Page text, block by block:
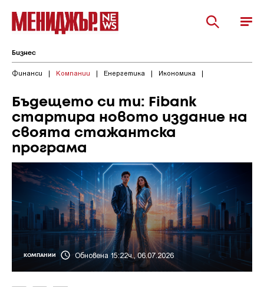
Бизнес
Финанси | Компании | Енергетика | Икономика |
Бъдещето си ти: Fibank
стартира новото издание на
своята стажантска
програма
КОМПАНИИ Обновена 15:22ч., 06.07.2026